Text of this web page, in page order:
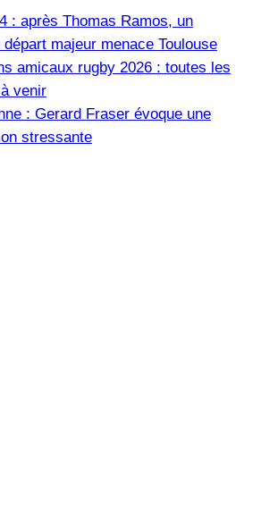
: après Thomas Ramos, un
départ majeur menace Toulouse
amicaux rugby 2026 : toutes les
venir
: Gerard Fraser évoque une
stressante